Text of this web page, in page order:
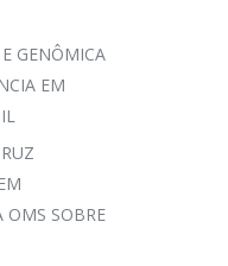
GENÔMICA
EM
OMS SOBRE